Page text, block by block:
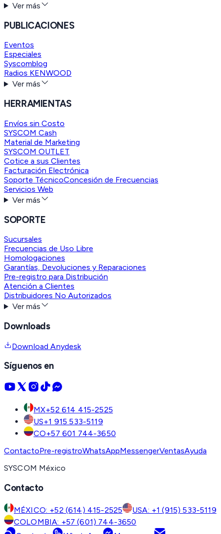
Ver más
PUBLICACIONES
Eventos
Especiales
Syscomblog
Radios KENWOOD
Ver más
HERRAMIENTAS
Envíos sin Costo
SYSCOM Cash
Material de Marketing
SYSCOM OUTLET
Cotice a sus Clientes
Facturación Electrónica
Soporte TécnicoConcesión de Frecuencias
Servicios Web
Ver más
SOPORTE
Sucursales
Frecuencias de Uso Libre
Homologaciones
Garantías, Devoluciones y Reparaciones
Pre-registro para Distribución
Atención a Clientes
Distribuidores No Autorizados
Ver más
Downloads
Download Anydesk
Síguenos en
MX+52 614 415-2525
US+1 915 533-5119
CO+57 601 744-3650
ContactoPre-registroWhatsAppMessengerVentasAyuda
SYSCOM México
Contacto
MÉXICO: +52 (614) 415-2525
USA: +1 (915) 533-5119
COLOMBIA: +57 (601) 744-3650